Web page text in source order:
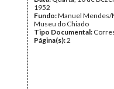
1952
Fundo:Manuel Mendes/
Museu do Chiado
Tipo Documental:
Página(s):2